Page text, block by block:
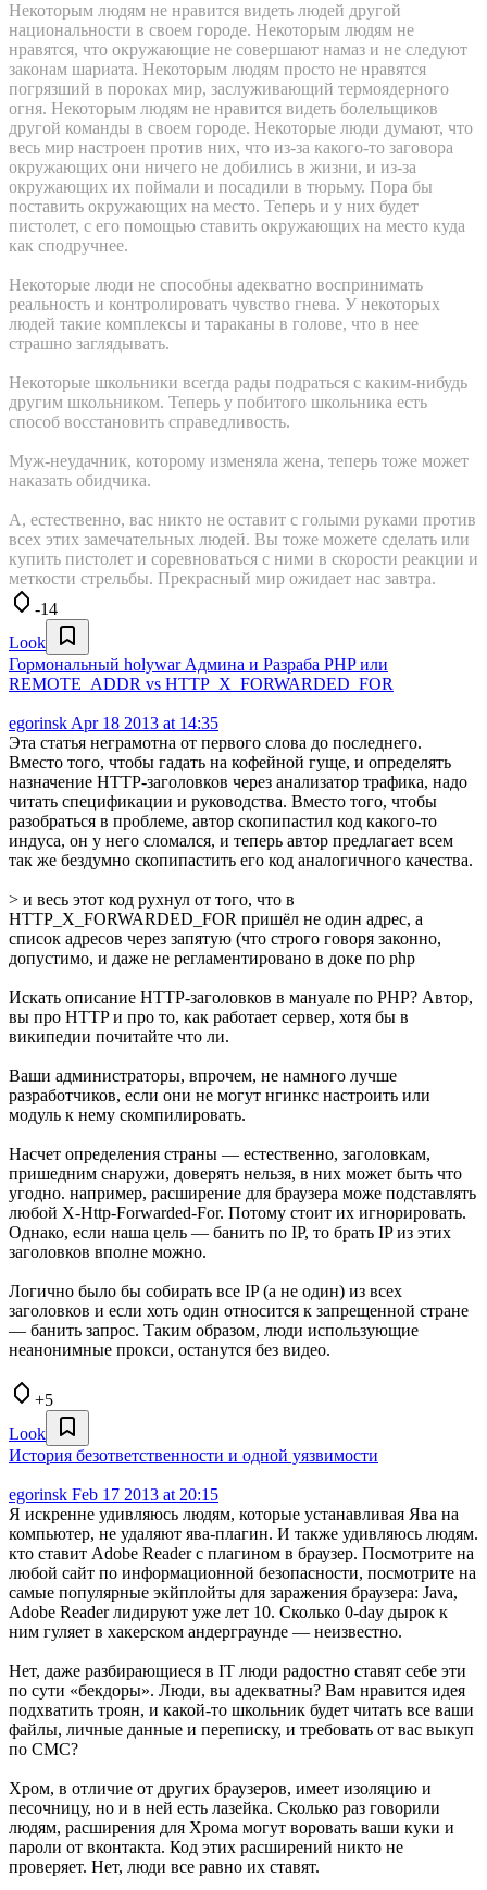
Некоторым людям не нравится видеть людей другой
национальности в своем городе. Некоторым людям не
нравятся, что окружающие не совершают намаз и не следуют
законам шариата. Некоторым людям просто не нравятся
погрязший в пороках мир, заслуживающий термоядерного
огня. Некоторым людям не нравится видеть болельщиков
другой команды в своем городе. Некоторые люди думают, что
весь мир настроен против них, что из-за какого-то заговора
окружающих они ничего не добились в жизни, и из-за
окружающих их поймали и посадили в тюрьму. Пора бы
поставить окружающих на место. Теперь и у них будет
пистолет, с его помощью ставить окружающих на место куда
как сподручнее.
Некоторые люди не способны адекватно воспринимать
реальность и контролировать чувство гнева. У некоторых
людей такие комплексы и тараканы в голове, что в нее
страшно заглядывать.
Некоторые школьники всегда рады подраться с каким-нибудь
другим школьником. Теперь у побитого школьника есть
способ восстановить справедливость.
Муж-неудачник, которому изменяла жена, теперь тоже может
наказать обидчика.
А, естественно, вас никто не оставит с голыми руками против
всех этих замечательных людей. Вы тоже можете сделать или
купить пистолет и соревноваться с ними в скорости реакции и
меткости стрельбы. Прекрасный мир ожидает нас завтра.
-14
Look
Гормональный holywar Админа и Разраба PHP или
REMOTE_ADDR vs HTTP_X_FORWARDED_FOR
egorinsk Apr 18 2013 at 14:35
Эта статья неграмотна от первого слова до последнего.
Вместо того, чтобы гадать на кофейной гуще, и определять
назначение HTTP-заголовков через анализатор трафика, надо
читать спецификации и руководства. Вместо того, чтобы
разобраться в проблеме, автор скопипастил код какого-то
индуса, он у него сломался, и теперь автор предлагает всем
так же бездумно скопипастить его код аналогичного качества.
> и весь этот код рухнул от того, что в
HTTP_X_FORWARDED_FOR пришёл не один адрес, а
список адресов через запятую (что строго говоря законно,
допустимо, и даже не регламентировано в доке по php
Искать описание HTTP-заголовков в мануале по PHP? Автор,
вы про HTTP и про то, как работает сервер, хотя бы в
википедии почитайте что ли.
Ваши администраторы, впрочем, не намного лучше
разработчиков, если они не могут нгинкс настроить или
модуль к нему скомпилировать.
Насчет определения страны — естественно, заголовкам,
пришедним снаружи, доверять нельзя, в них может быть что
угодно. например, расширение для браузера може подставлять
любой X-Http-Forwarded-For. Потому стоит их игнорировать.
Однако, если наша цель — банить по IP, то брать IP из этих
заголовков вполне можно.
Логично было бы собирать все IP (а не один) из всех
заголовков и если хоть один относится к запрещенной стране
— банить запрос. Таким образом, люди использующие
неанонимные прокси, останутся без видео.
+5
Look
История безответственности и одной уязвимости
egorinsk Feb 17 2013 at 20:15
Я искренне удивляюсь людям, которые устанавливая Ява на
компьютер, не удаляют ява-плагин. И также удивляюсь людям.
кто ставит Adobe Reader с плагином в браузер. Посмотрите на
любой сайт по информационной безопасности, посмотрите на
самые популярные экйплойты для заражения браузера: Java,
Adobe Reader лидируют уже лет 10. Сколько 0-day дырок к
ним гуляет в хакерском андерграунде — неизвестно.
Нет, даже разбирающиеся в IT люди радостно ставят себе эти
по сути «бекдоры». Люди, вы адекватны? Вам нравится идея
подхватить троян, и какой-то школьник будет читать все ваши
файлы, личные данные и переписку, и требовать от вас выкуп
по СМС?
Хром, в отличие от других браузеров, имеет изоляцию и
песочницу, но и в ней есть лазейка. Сколько раз говорили
людям, расширения для Хрома могут воровать ваши куки и
пароли от вконтакта. Код этих расширений никто не
проверяет. Нет, люди все равно их ставят.